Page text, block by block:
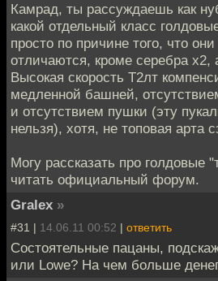
Камрад, ты рассуждаешь как
какой отдельный класс
просто по причине того, что
отличаются, кроме серебра х2,
Высокая скорость Т2лт
медленной башней,
и отсутствием пушки (эту
нельзя), хотя, не топовая арта
Могу рассказать про голдовые
читать официальный форум.
Gralex »
#31 | 14.06.11 00:52 | ответить
Состоятельные пацаны,
или Lowe? На чем больше